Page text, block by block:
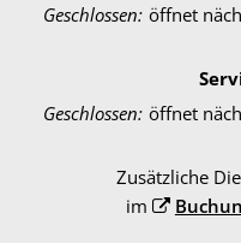
Klicken, um weitere
Geschlossen: öffnet
Klicken, um weitere
Geschlossen: öffnet
Zusätzliche
im